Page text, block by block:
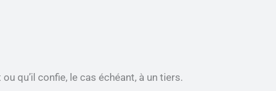
qu’il confie, le cas échéant, à un tiers.